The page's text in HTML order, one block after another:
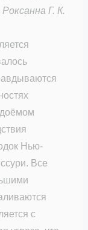
Г. К.
Нью-
Все
с